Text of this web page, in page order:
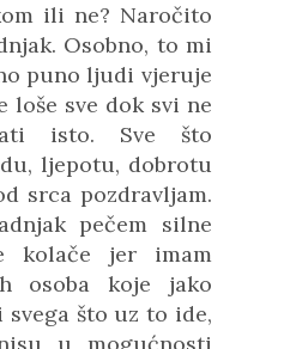
ili ne? Naročito
Osobno, to mi
puno ljudi vjeruje
loše sve dok svi ne
isto. Sve što
ljepotu, dobrotu
srca pozdravljam.
pečem silne
kolače jer imam
osoba koje jako
svega što uz to ide,